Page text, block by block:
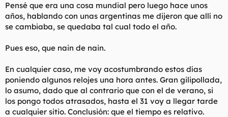
Pensé que era una cosa mundial pero luego hace unos
años, hablando con unas argentinas me dijeron que allí no
se cambiaba, se quedaba tal cual todo el año.
Pues eso, que nain de nain.
En cualquier caso, me voy acostumbrando estos días
poniendo algunos relojes una hora antes. Gran gilipollada,
lo asumo, dado que al contrario que con el de verano, si
los pongo todos atrasados, hasta el 31 voy a llegar tarde
a cualquier sitio. Conclusión: que el tiempo es relativo.